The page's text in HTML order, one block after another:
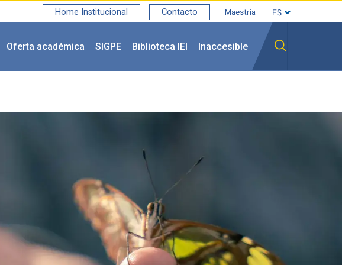
Maestría
Home Institucional Contacto
Oferta académica SIGPE Biblioteca IEI Inaccesible